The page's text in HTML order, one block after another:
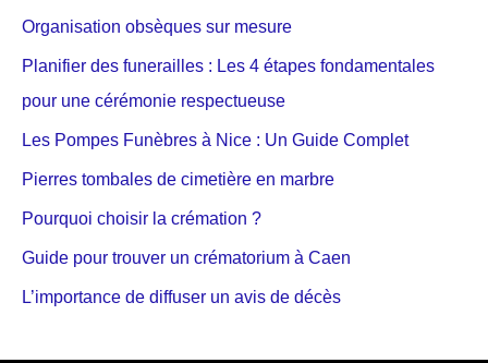
Organisation obsèques sur mesure
Planifier des funerailles : Les 4 étapes fondamentales
pour une cérémonie respectueuse
Les Pompes Funèbres à Nice : Un Guide Complet
Pierres tombales de cimetière en marbre
Pourquoi choisir la crémation ?
Guide pour trouver un crématorium à Caen
L’importance de diffuser un avis de décès